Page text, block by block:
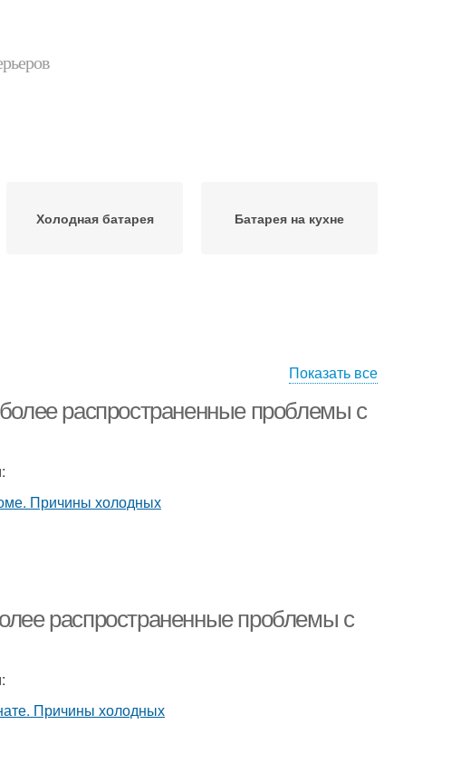
Холодная батарея Батарея на кухне
Показать все
распространенные проблемы с
распространенные проблемы с